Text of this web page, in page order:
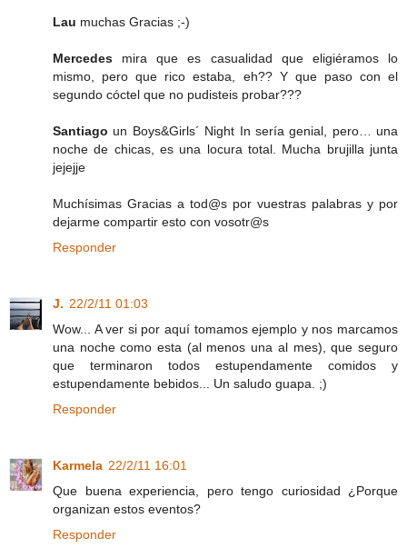
Lau muchas Gracias ;-)
Mercedes mira que es casualidad que eligiéramos lo
mismo, pero que rico estaba, eh?? Y que paso con el
segundo cóctel que no pudisteis probar???
Santiago un Boys&Girls´ Night In sería genial, pero… una
noche de chicas, es una locura total. Mucha brujilla junta
jejejje
Muchísimas Gracias a tod@s por vuestras palabras y por
dejarme compartir esto con vosotr@s
Responder
J. 22/2/11 01:03
Wow... A ver si por aquí tomamos ejemplo y nos marcamos
una noche como esta (al menos una al mes), que seguro
que terminaron todos estupendamente comidos y
estupendamente bebidos... Un saludo guapa. ;)
Responder
Karmela 22/2/11 16:01
Que buena experiencia, pero tengo curiosidad ¿Porque
organizan estos eventos?
Responder